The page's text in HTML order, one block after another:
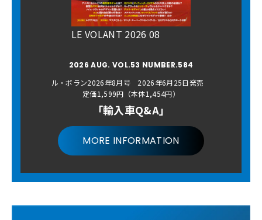
LE VOLANT 2026 08
2026 AUG. VOL.53 NUMBER.584
ル・ボラン2026年8月号 2026年6月25日発売
定価1,599円（本体1,454円）
「輸入車Q&A」
MORE INFORMATION